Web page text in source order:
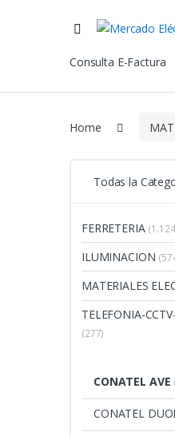
Consulta E-Factura
Home
Todas la
FERRETERIA
ILUMINACION
MATERIALES
TELEFONIA-
(277)
CONATEL AVE
CONATEL